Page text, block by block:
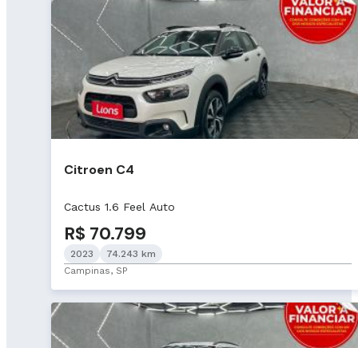
Citroen C4
Cactus 1.6 Feel Auto
R$ 70.799
2023
74.243 km
Campinas, SP